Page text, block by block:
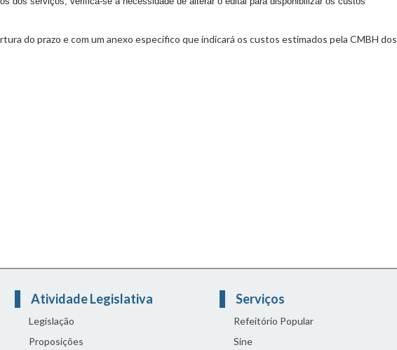
do prazo e com um anexo específico que indicará os custos estimados pela CMBH dos
Atividade Legislativa
Legislação
Proposições
Serviços
Refeitório Popular
Sine